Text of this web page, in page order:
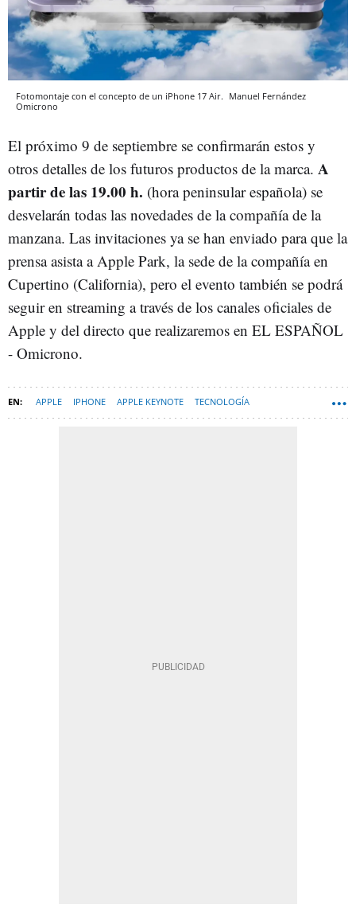
Fotomontaje con el concepto de un iPhone 17 Air. Manuel Fernández
Omicrono
El próximo 9 de septiembre se confirmarán estos y
otros detalles de los futuros productos de la marca. A
partir de las 19.00 h. (hora peninsular española) se
desvelarán todas las novedades de la compañía de la
manzana. Las invitaciones ya se han enviado para que la
prensa asista a Apple Park, la sede de la compañía en
Cupertino (California), pero el evento también se podrá
seguir en streaming a través de los canales oficiales de
Apple y del directo que realizaremos en EL ESPAÑOL
- Omicrono.
APPLE IPHONE APPLE KEYNOTE TECNOLOGÍA